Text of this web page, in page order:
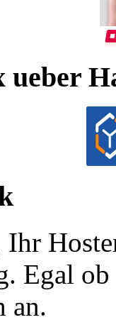
ueber
Egal
an.